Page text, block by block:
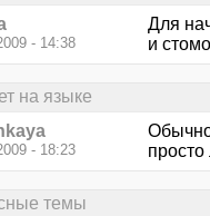
- 14:38
Для
и
на языке
- 18:23
просто
темы